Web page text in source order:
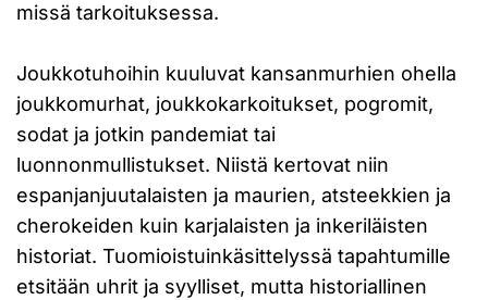
missä tarkoituksessa.
Joukkotuhoihin kuuluvat kansanmurhien ohella
joukkomurhat, joukkokarkoitukset, pogromit,
sodat ja jotkin pandemiat tai
luonnonmullistukset. Niistä kertovat niin
espanjanjuutalaisten ja maurien, atsteekkien ja
cherokeiden kuin karjalaisten ja inkeriläisten
historiat. Tuomioistuinkäsittelyssä tapahtumille
etsitään uhrit ja syylliset, mutta historiallinen